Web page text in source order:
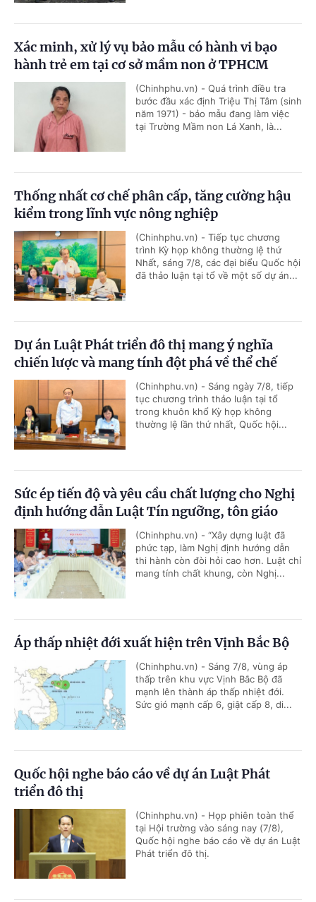
Xác minh, xử lý vụ bảo mẫu có hành vi bạo
hành trẻ em tại cơ sở mầm non ở TPHCM
(Chinhphu.vn) - Quá trình điều tra
bước đầu xác định Triệu Thị Tâm (sinh
năm 1971) - bảo mẫu đang làm việc
tại Trường Mầm non Lá Xanh, là...
Thống nhất cơ chế phân cấp, tăng cường hậu
kiểm trong lĩnh vực nông nghiệp
(Chinhphu.vn) - Tiếp tục chương
trình Kỳ họp không thường lệ thứ
Nhất, sáng 7/8, các đại biểu Quốc hội
đã thảo luận tại tổ về một số dự án...
Dự án Luật Phát triển đô thị mang ý nghĩa
chiến lược và mang tính đột phá về thể chế
(Chinhphu.vn) - Sáng ngày 7/8, tiếp
tục chương trình thảo luận tại tổ
trong khuôn khổ Kỳ họp không
thường lệ lần thứ nhất, Quốc hội...
Sức ép tiến độ và yêu cầu chất lượng cho Nghị
định hướng dẫn Luật Tín ngưỡng, tôn giáo
(Chinhphu.vn) - “Xây dựng luật đã
phức tạp, làm Nghị định hướng dẫn
thi hành còn đòi hỏi cao hơn. Luật chỉ
mang tính chất khung, còn Nghị...
Áp thấp nhiệt đới xuất hiện trên Vịnh Bắc Bộ
(Chinhphu.vn) - Sáng 7/8, vùng áp
thấp trên khu vực Vịnh Bắc Bộ đã
mạnh lên thành áp thấp nhiệt đới.
Sức gió mạnh cấp 6, giật cấp 8, di...
Quốc hội nghe báo cáo về dự án Luật Phát
triển đô thị
(Chinhphu.vn) - Họp phiên toàn thể
tại Hội trường vào sáng nay (7/8),
Quốc hội nghe báo cáo về dự án Luật
Phát triển đô thị.